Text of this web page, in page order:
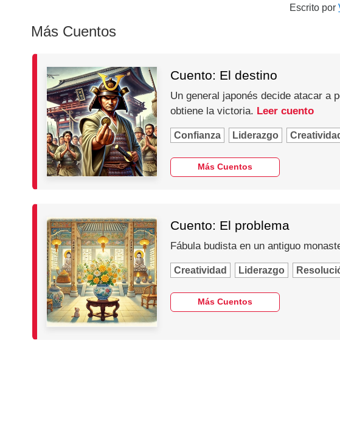
Escrito por
Más Cuentos
Cuento: El destino
Un general japonés decide atacar a
obtiene la victoria. Leer cuento
Confianza Liderazgo
Más Cuentos
Cuento: El problema
Fábula budista en un antiguo
Creatividad Liderazgo
Más Cuentos